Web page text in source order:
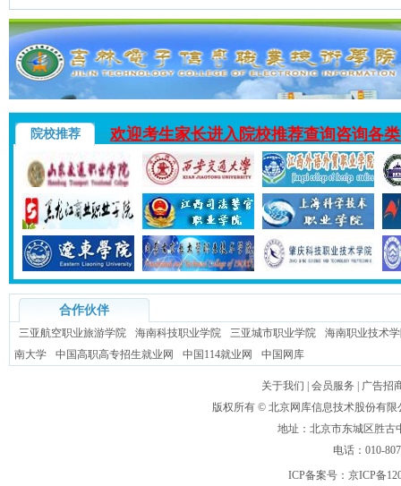
院校推荐 欢迎考生家长进入院校推荐查询咨询各
合作伙伴
三亚航空职业旅游学院 海南科技职业学院 三亚城市职业学院
海南职业技术
南大学
中国高职高专招生就业网 中国114就业网 中国网库
关于我们 会员服务
广告招
版权所有 © 北京网库信息技术股份有限
地址：北京市东城区胜
电话：010-
ICP备案号： 京ICP备